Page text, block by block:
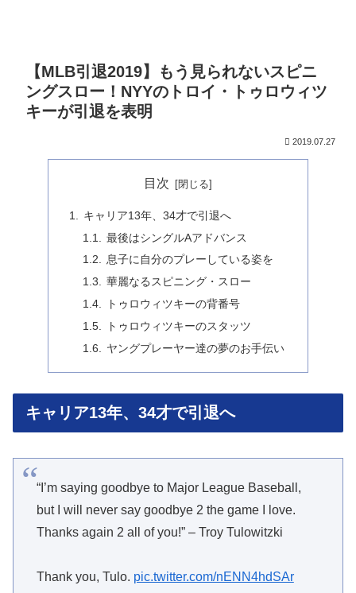
【MLB引退2019】もう見られないスピニ
ングスロー！NYYのトロイ・トゥロウィツ
キーが引退を表明
2019.07.27
目次
キャリア13年、34才で引退へ
最後はシングルAアドバンス
息子に自分のプレーしている姿を
華麗なるスピニング・スロー
トゥロウィツキーの背番号
トゥロウィツキーのスタッツ
ヤングプレーヤー達の夢のお手伝い
キャリア13年、34才で引退へ
“I’m saying goodbye to Major League Baseball,
but I will never say goodbye 2 the game I love.
Thanks again 2 all of you!” – Troy Tulowitzki
Thank you, Tulo. pic.twitter.com/nENN4hdSAr